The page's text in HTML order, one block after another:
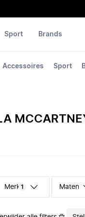
Accessoires Sport
Sport Brands
Merk 1 Maten